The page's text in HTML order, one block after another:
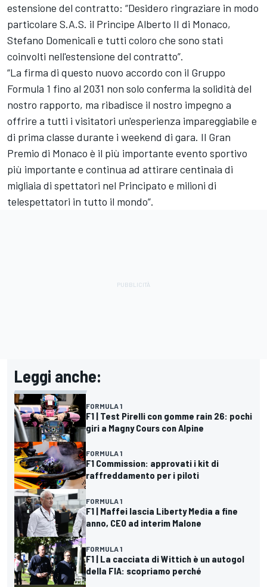
estensione del contratto: “Desidero ringraziare in modo
particolare S.A.S. il Principe Alberto II di Monaco,
Stefano Domenicali e tutti coloro che sono stati
coinvolti nell'estensione del contratto”.
“La firma di questo nuovo accordo con il Gruppo
Formula 1 fino al 2031 non solo conferma la solidità del
nostro rapporto, ma ribadisce il nostro impegno a
offrire a tutti i visitatori un'esperienza impareggiabile e
di prima classe durante i weekend di gara. Il Gran
Premio di Monaco è il più importante evento sportivo
più importante e continua ad attirare centinaia di
migliaia di spettatori nel Principato e milioni di
telespettatori in tutto il mondo”.
Leggi anche:
FORMULA 1
F1 | Test Pirelli con gomme rain 26: pochi
giri a Magny Cours con Alpine
FORMULA 1
F1 Commission: approvati i kit di
raffreddamento per i piloti
FORMULA 1
F1 | Maffei lascia Liberty Media a fine
anno, CEO ad interim Malone
FORMULA 1
F1 | La cacciata di Wittich è un autogol
della FIA: scopriamo perché